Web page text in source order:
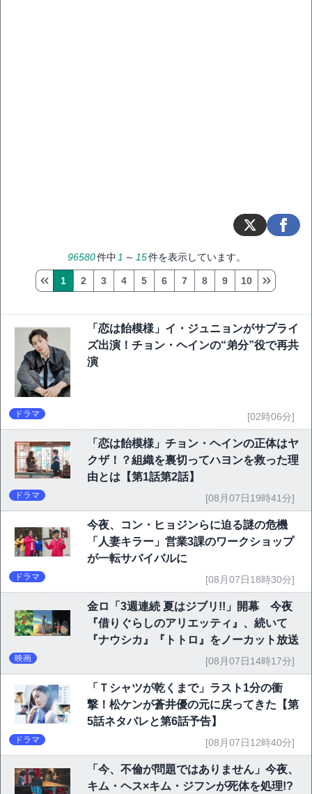
96580件中 1 ～ 15件を表示しています。
1 2 3 4 5 6 7 8 9 10
「恋は飴模様」イ・ジュニョンがサプライ
ズ出演！チョン・ヘインの“弟分”役で再共
演
ドラマ [02時06分]
「恋は飴模様」チョン・ヘインの正体はヤ
クザ！？組織を裏切ってハヨンを救った理
由とは【第1話第2話】
ドラマ [08月07日19時41分]
今夜、コン・ヒョジンらに迫る謎の危機
「人妻キラー」営業3課のワークショップ
が一転サバイバルに
ドラマ [08月07日18時30分]
金ロ「3週連続 夏はジブリ!!」開幕 今夜
『借りぐらしのアリエッティ』、続いて
『ナウシカ』『トトロ』をノーカット放送
映画 [08月07日14時17分]
「Ｔシャツが乾くまで」ラスト1分の衝
撃！松ケンが蒼井優の元に戻ってきた【第
5話ネタバレと第6話予告】
ドラマ [08月07日12時40分]
「今、不倫が問題ではありません」今夜、
キム・ヘス×キム・ジフンが死体を処理!?